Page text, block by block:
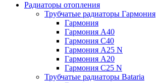
Радиаторы отопления
Трубчатые радиаторы Гармония
Гармония
Гармония А40
Гармония С40
Гармония А25 N
Гармония А20
Гармония С25 N
Трубчатые радиаторы Bataria